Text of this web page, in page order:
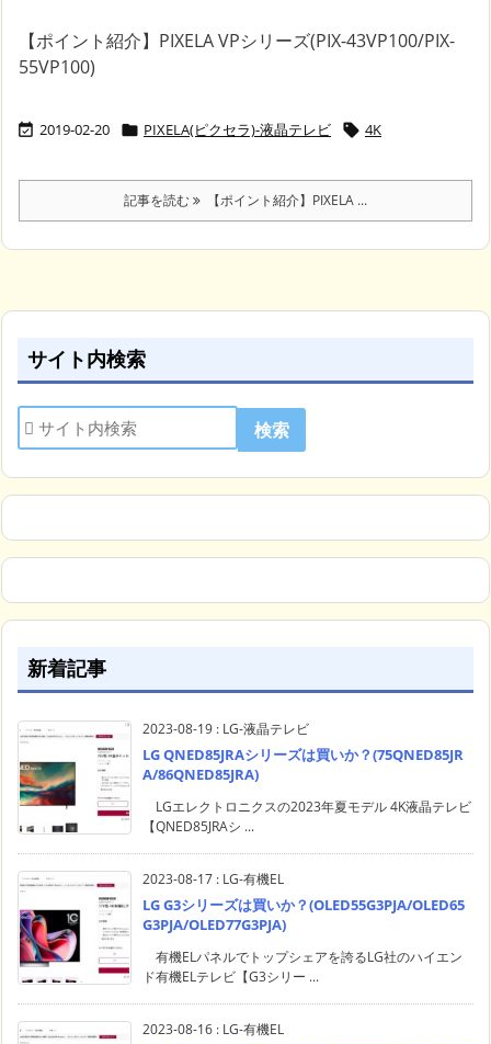
【ポイント紹介】PIXELA VPシリーズ(PIX-43VP100/PIX-
55VP100)
 2019-02-20  PIXELA(ピクセラ)-液晶テレビ  4K
記事を読む 【ポイント紹介】PIXELA ...
サイト内検索
新着記事
2023-08-19 : LG-液晶テレビ
LG QNED85JRAシリーズは買いか？(75QNED85JR
A/86QNED85JRA)
LGエレクトロニクスの2023年夏モデル 4K液晶テレビ
【QNED85JRAシ ...
2023-08-17 : LG-有機EL
LG G3シリーズは買いか？(OLED55G3PJA/OLED65
G3PJA/OLED77G3PJA)
有機ELパネルでトップシェアを誇るLG社のハイエン
ド有機ELテレビ【G3シリー ...
2023-08-16 : LG-有機EL